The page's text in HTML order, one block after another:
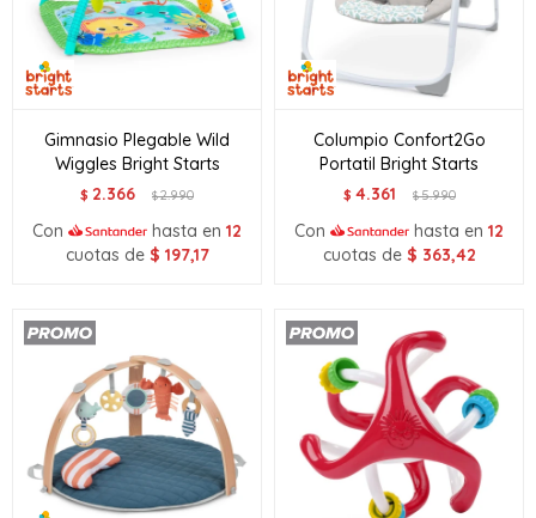
Gimnasio Plegable Wild
Wiggles Bright Starts
$ 2.366 $2.990
Con hasta en 12
cuotas de $ 197,17
Columpio Confort2Go
Portatil Bright Starts
$ 4.361 $5.990
Con hasta en 12
cuotas de $ 363,42